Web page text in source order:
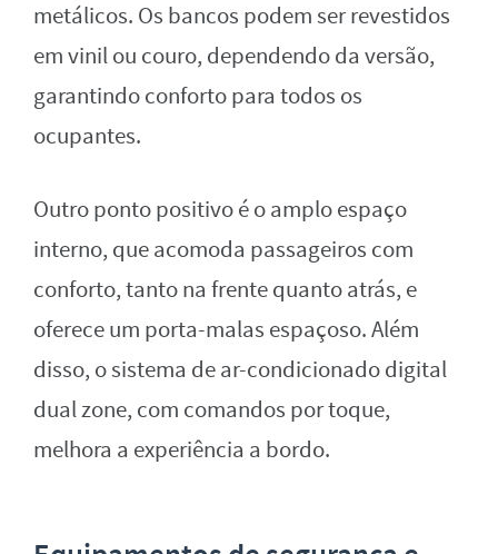
metálicos. Os bancos podem ser revestidos
em vinil ou couro, dependendo da versão,
garantindo conforto para todos os
ocupantes.
Outro ponto positivo é o amplo espaço
interno, que acomoda passageiros com
conforto, tanto na frente quanto atrás, e
oferece um porta-malas espaçoso. Além
disso, o sistema de ar-condicionado digital
dual zone, com comandos por toque,
melhora a experiência a bordo.